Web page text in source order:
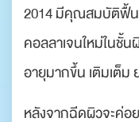
2014 มีคุณสมบัติฟื้น
คอลลาเจนใหม่ในชั้
อายุมากขึ้น เติมเต็
หลังจากฉีดผิวจะค่อ